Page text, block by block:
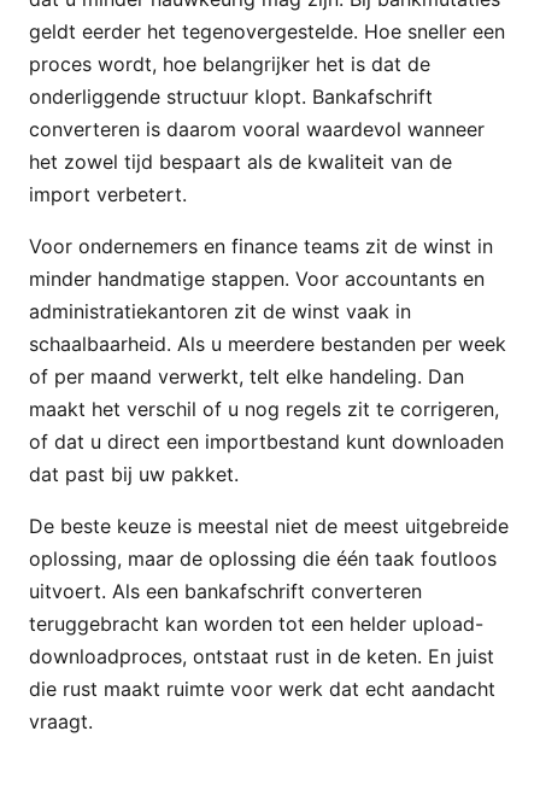
geldt eerder het tegenovergestelde. Hoe sneller een
proces wordt, hoe belangrijker het is dat de
onderliggende structuur klopt. Bankafschrift
converteren is daarom vooral waardevol wanneer
het zowel tijd bespaart als de kwaliteit van de
import verbetert.
Voor ondernemers en finance teams zit de winst in
minder handmatige stappen. Voor accountants en
administratiekantoren zit de winst vaak in
schaalbaarheid. Als u meerdere bestanden per week
of per maand verwerkt, telt elke handeling. Dan
maakt het verschil of u nog regels zit te corrigeren,
of dat u direct een importbestand kunt downloaden
dat past bij uw pakket.
De beste keuze is meestal niet de meest uitgebreide
oplossing, maar de oplossing die één taak foutloos
uitvoert. Als een bankafschrift converteren
teruggebracht kan worden tot een helder upload-
downloadproces, ontstaat rust in de keten. En juist
die rust maakt ruimte voor werk dat echt aandacht
vraagt.